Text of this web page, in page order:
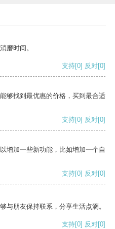
磨时间。
支持[0] 反对[0]
够找到最优惠的价格，买到最合适
支持[0] 反对[0]
增加一些新功能，比如增加一个自
支持[0] 反对[0]
与朋友保持联系，分享生活点滴。
支持[0] 反对[0]